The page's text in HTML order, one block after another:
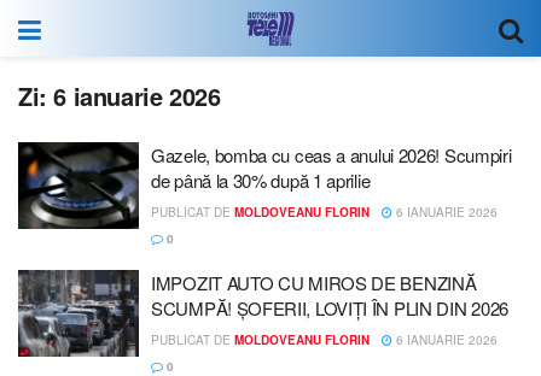
Zi:6 ianuarie 2026
Gazele, bomba cu ceas a anului 2026! Scumpiri
de până la 30% după 1 aprilie
PUBLICAT DE MOLDOVEANU FLORIN
6 IANUARIE 2026
0
IMPOZIT AUTO CU MIROS DE BENZINĂ
SCUMPĂ! ȘOFERII, LOVIȚI ÎN PLIN DIN 2026
PUBLICAT DE MOLDOVEANU FLORIN
6 IANUARIE 2026
0